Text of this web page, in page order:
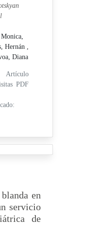
Monica,
Hernán ,
Diana
PDF
en
servicio
de